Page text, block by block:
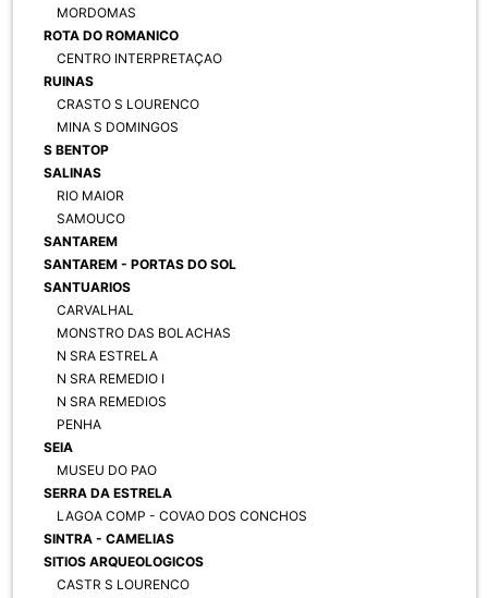
MORDOMAS
ROTA DO ROMANICO
CENTRO INTERPRETAÇAO
RUINAS
CRASTO S LOURENCO
MINA S DOMINGOS
S BENTOP
SALINAS
RIO MAIOR
SAMOUCO
SANTAREM
SANTAREM - PORTAS DO SOL
SANTUARIOS
CARVALHAL
MONSTRO DAS BOLACHAS
N SRA ESTRELA
N SRA REMEDIO I
N SRA REMEDIOS
PENHA
SEIA
MUSEU DO PAO
SERRA DA ESTRELA
LAGOA COMP - COVAO DOS CONCHOS
SINTRA - CAMELIAS
SITIOS ARQUEOLOGICOS
CASTR S LOURENCO